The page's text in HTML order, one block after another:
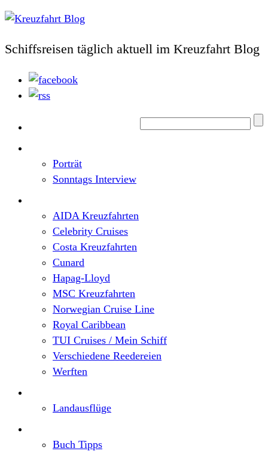
Schiffsreisen täglich aktuell im Kreuzfahrt Blog
Porträt
Sonntags Interview
AIDA Kreuzfahrten
Celebrity Cruises
Costa Kreuzfahrten
Cunard
Hapag-Lloyd
MSC Kreuzfahrten
Norwegian Cruise Line
Royal Caribbean
TUI Cruises / Mein Schiff
Verschiedene Reedereien
Werften
Landausflüge
Buch Tipps